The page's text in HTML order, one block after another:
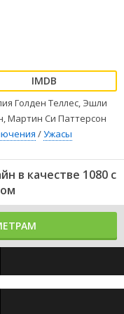
Голден Теллес, Эшли
Мартин Си Паттерсон
/Ужасы
в качестве 1080 с